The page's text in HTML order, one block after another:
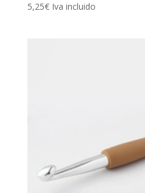
5,25€ Iva incluido